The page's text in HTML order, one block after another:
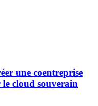
une coentreprise
cloud souverain